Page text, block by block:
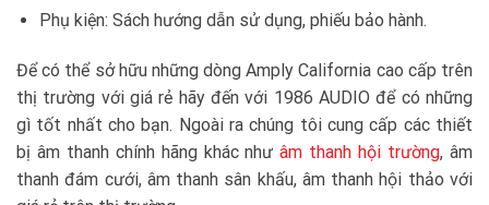
Phụ kiện: Sách hướng dẫn sử dụng, phiếu bảo hành.
Để có thể sở hữu những dòng Amply California cao cấp trên
thị trường với giá rẻ hãy đến với 1986 AUDIO để có những
gì tốt nhất cho bạn. Ngoài ra chúng tôi cung cấp các thiết
bị âm thanh chính hãng khác nhưâm thanh hội trường, âm
thanh đám cưới, âm thanh sân khấu, âm thanh hội thảo với